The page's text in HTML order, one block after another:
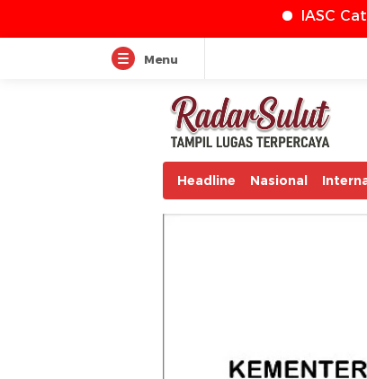
IASC Catat 608 Kasus
Menu
Headline Nasional